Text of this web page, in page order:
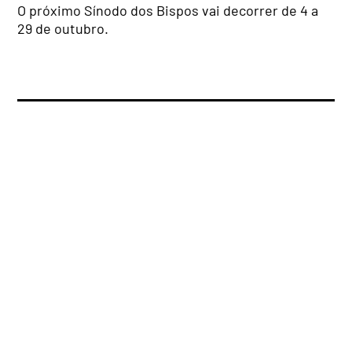
O próximo Sínodo dos Bispos vai decorrer de 4 a
29 de outubro.